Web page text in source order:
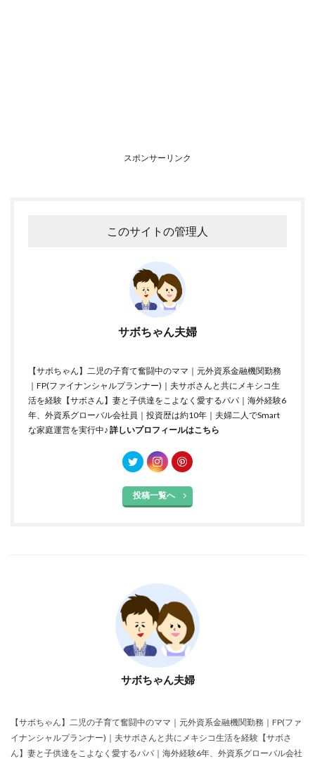
スポンサーリンク
このサイトの管理人
サボちゃん夫婦
【サボちゃん】二児の子育て奮闘中のママ｜元外資系金融機関勤務
｜FP(ファイナンシャルプランナー)｜夫サボさんと共にメキシコ生
活を経験【サボさん】妻と子供達をこよなく愛するパパ｜海外経験6
年、外資系グローバル会社員｜投資歴は約10年｜夫婦二人でSmart
な家庭運営を実行中♪ 詳しいプロフィールはこちら
投稿一覧へ
サボちゃん夫婦
【サボちゃん】二児の子育て奮闘中のママ｜元外資系金融機関勤務｜FP(ファ
イナンシャルプランナー)｜夫サボさんと共にメキシコ生活を経験【サボさ
ん】妻と子供達をこよなく愛するパパ｜海外経験6年、外資系グローバル会社